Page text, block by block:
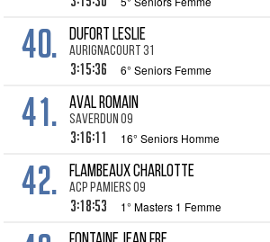
40. DUFORT Leslie
Aurignacourt 31
3:15:36 6° Seniors Femme
41. AVAL Romain
Saverdun 09
3:16:11 16° Seniors Homme
42. FLAMBEAUX Charlotte
ACP Pamiers 09
3:18:53 1° Masters 1 Femme